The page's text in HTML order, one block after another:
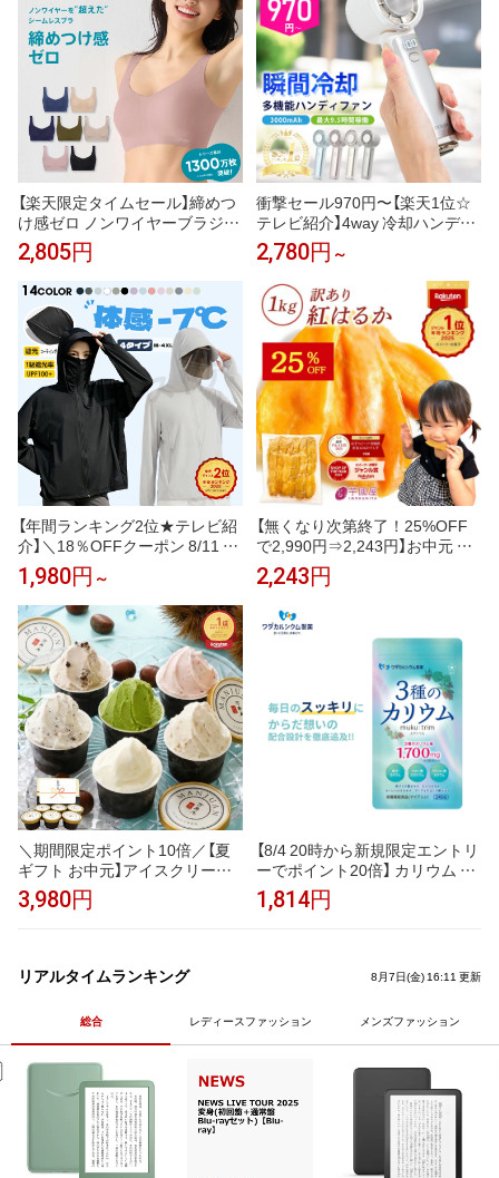
パーカー】
【楽天限定タイムセール】締めつ
け感ゼロ ノンワイヤーブラジャ
ー スロギー ゼロ フィール ベー
シック 2 ブラトップ ハーフトッ
プ sloggi Zero Feel Top JX トリ
ンプ
2,805円
衝撃セール970円〜【楽天1位☆
テレビ紹介】4way 冷却ハンディ
ファンPRO 2026 ハンディファ
ン 冷却プレート 扇風機 シシベ
ラ ハンディファン 静音 軽量 強
風 小型 冷却モード 充電式 冷却
携帯扇風機 卓上扇風機 小型扇風
機 cicibella 手持ち扇風機「MON
OQLO受賞」＜公式＞
2,780円 ～
【年間ランキング2位★テレビ紹
介】＼18％OFFクーポン 8/11 2
3:59まで／uvカット パーカー
冷感 UV レディース uvカットパ
ーカー 接触冷感 長袖 ラッシュ
ガード メンズ UVパーカー 遮光
メッシュ 通気口 涼しい トップ
ス 大きいサイズ 日焼け防止服
日よけ サンバイザー 即納
1,980円 ～
【無くなり次第終了！25%OFF
で2,990円⇒2,243円】お中元 ギ
フト 干し芋 茨城県産 紅はるか
訳あり 1kg 食べ物 和菓子 おや
つ 送料無料 国産 無添加 切り落
とし さつまいも スイーツ ダイ
エット お菓子 和スイーツ お祝
2,243円
＼期間限定ポイント10倍／【夏
ギフト お中元】アイスクリーム
ジェラート 甘栗専門店の甘栗ジ
ェラート入 創業99年の青果市場
あまぐり ミルク いちご 抹茶 チ
ョコ クッキークリーム 6種6入
3,980円
【8/4 20時から新規限定エントリ
ーでポイント20倍】 カリウム サ
プリ muku:trim ムクトリム ワダ
カルシウム製薬 3種のカリウム
プリ 栄養機能食品 ナイアシン
1,814円
リアルタイムランキング 8月7日(金) 16:11 更新
総合 レディースファッション メンズファッション